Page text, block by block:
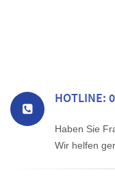
HOTLINE:
Haben Sie
Wir helfen